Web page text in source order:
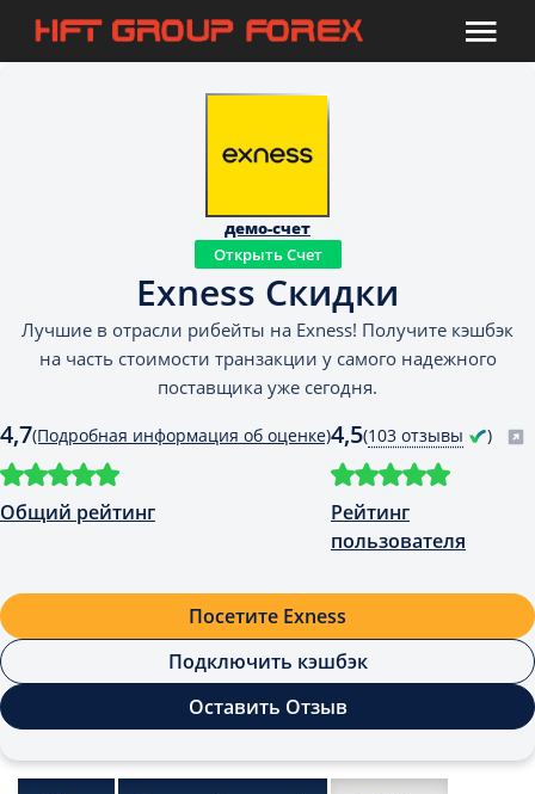
демо-счет
Открыть Счет
Exness Скидки
Лучшие в отрасли рибейты на Exness! Получите кэшбэк
на часть стоимости транзакции у самого надежного
поставщика уже сегодня.
4,7(Подробная информация об оценке)
Общий рейтинг
4,5(103 отзывы )
Рейтинг
пользователя
Посетите Exness
Подключить кэшбэк
Оставить Отзыв